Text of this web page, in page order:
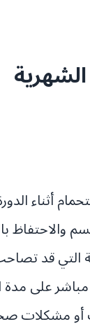
الشهرية
أثناء
قد
مباشر على
أو مشكلات